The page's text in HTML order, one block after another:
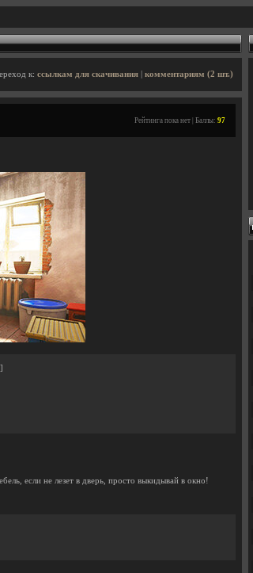
к: ссылкам для скачивания комментариям (2 шт.)
Рейтинга пока нет | Баллы: 97
если не лезет в дверь, просто выкидывай в окно!